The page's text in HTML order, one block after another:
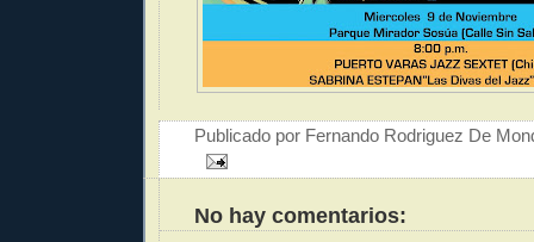
Publicado por Fernando Rodriguez De
No hay comentarios: